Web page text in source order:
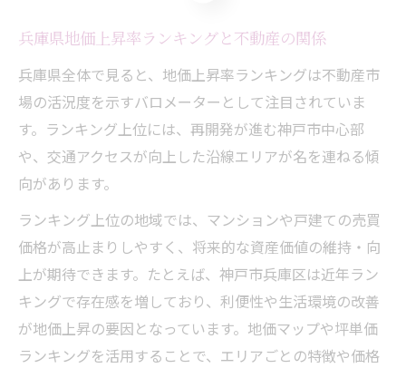
兵庫県地価上昇率ランキングと不動産の関係
兵庫県全体で見ると、地価上昇率ランキングは不動産市
場の活況度を示すバロメーターとして注目されていま
す。ランキング上位には、再開発が進む神戸市中心部
や、交通アクセスが向上した沿線エリアが名を連ねる傾
向があります。
ランキング上位の地域では、マンションや戸建ての売買
価格が高止まりしやすく、将来的な資産価値の維持・向
上が期待できます。たとえば、神戸市兵庫区は近年ラン
キングで存在感を増しており、利便性や生活環境の改善
が地価上昇の要因となっています。地価マップや坪単価
ランキングを活用することで、エリアごとの特徴や価格